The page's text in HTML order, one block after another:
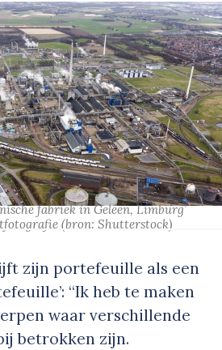
fabriek in Geleen, Limburg’
(bron: Shutterstock)
zijn portefeuille als een
“Ik heb te maken
waar verschillende
betrokken zijn.